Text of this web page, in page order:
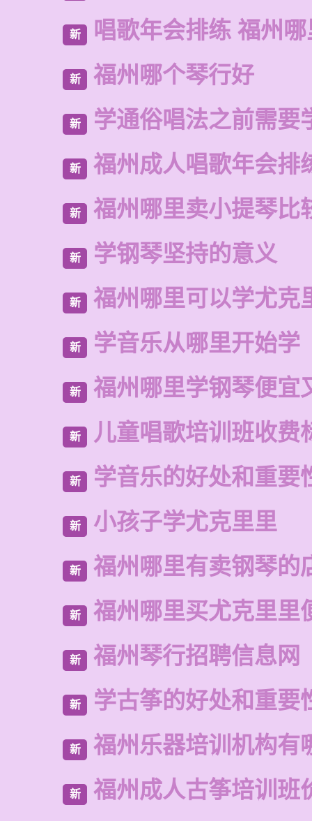
新 唱歌年会排练 福州
新 福州哪个琴行好
新 学通俗唱法之前需要
新 福州成人唱歌年会排
新 福州哪里卖小提琴比
新 学钢琴坚持的意义
新 福州哪里可以学尤克
新 学音乐从哪里开始学
新 福州哪里学钢琴便宜
新 儿童唱歌培训班收费
新 学音乐的好处和重要
新 小孩子学尤克里里
新 福州哪里有卖钢琴的
新 福州哪里买尤克里里
新 福州琴行招聘信息网
新 学古筝的好处和重要
新 福州乐器培训机构有
新 福州成人古筝培训班